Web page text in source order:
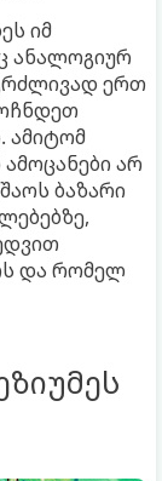
იმ
ანალოგიურ
ერთ
ამიტომ
არ
ბაზარი
და რომელ